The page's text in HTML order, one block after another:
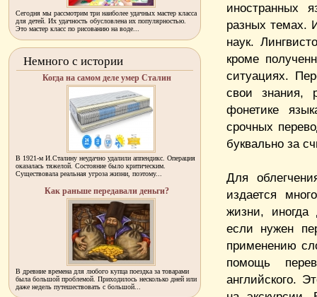
иностранных
разных темах.
наук.
кроме
ситуациях.
свои знания,
фонетике
срочных
буквально за
Для
издается
жизни, иногда
если нужен
применению
помощь
английского.
Сегодня мы рассмотрим три наиболее удачных мастер класса
для детей. Их удачность обусловлена их популярностью.
Это мастер класс по рисованию на воде...
Немного с истории
Когда на самом деле умер Сталин
В 1921-м И.Сталину неудачно удалили аппендикс. Операция
оказалась тяжелой. Состояние было критическим.
Существовала реальная угроза жизни, поэтому...
Как раньше передавали деньги?
В древние времена для любого купца поездка за товарами
была большой проблемой. Приходилось несколько дней или
даже недель путешествовать с большой...